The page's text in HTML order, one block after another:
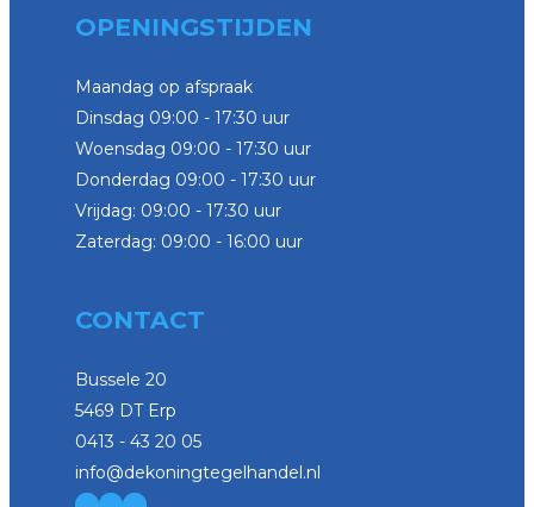
OPENINGSTIJDEN
Maandag op afspraak
Dinsdag 09:00 - 17:30 uur
Woensdag 09:00 - 17:30 uur
Donderdag 09:00 - 17:30 uur
Vrijdag: 09:00 - 17:30 uur
Zaterdag: 09:00 - 16:00 uur
CONTACT
Bussele 20
5469 DT Erp
0413 - 43 20 05
info@dekoningtegelhandel.nl